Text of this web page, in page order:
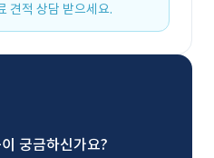
견적 상담 받으세요.
궁금하신가요?